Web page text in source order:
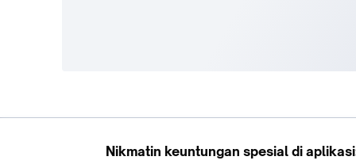
Nikmatin keuntungan spesial di